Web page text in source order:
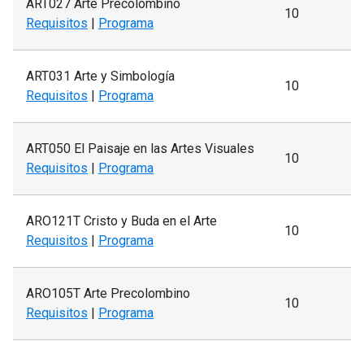
ART027 Arte Precolombino
Requisitos | Programa
10
ART031 Arte y Simbología
Requisitos | Programa
10
ART050 El Paisaje en las Artes Visuales
Requisitos | Programa
10
ARO121T Cristo y Buda en el Arte
Requisitos | Programa
10
ARO105T Arte Precolombino
Requisitos | Programa
10